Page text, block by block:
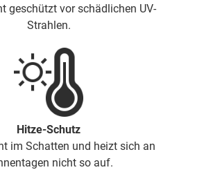
geschützt vor schädlichen UV-
Strahlen.
Hitze-Schutz
im Schatten und heizt sich an
nicht so auf.